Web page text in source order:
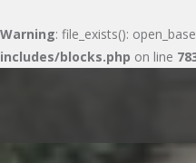
Warning: file_exists():
includes/blocks.php on line